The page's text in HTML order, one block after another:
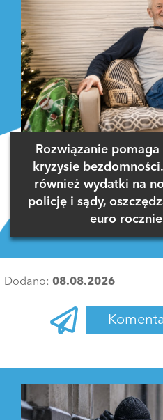
Rozwiązanie
kryzysie
również wydatki na
policję i sądy,
euro
Dodano: 08.08.2026